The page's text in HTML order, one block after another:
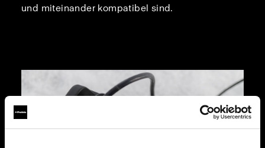
und miteinander kompatibel sind.